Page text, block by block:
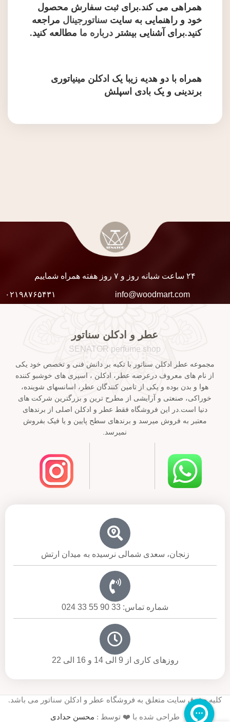
همراهی می کند.برای ثبت سفارش محصول
خود و راهنمایی به سایت سناتورجینال مراجعه
کنید.برای آشنایی بیشتر درباره ما مطالعه کنید.
همراه با دو هدیه زیبا یک ادکلن مینیاتوری
برندینی و یک بادی اسپلش
۲۴ ساعت شبانه روز و ۷ روز هفته همراه شماییم
info@woodmart.com ۰۲۱۹۸۷۶۵۴۳۱
عطر و ادکلن سناتور
SENATOR perfume shop
مجموعه عطر ادکلن سناتور با تکیه بر دانش فنی و تخصص خود یکی
از نام های معروف درعرضه عطر، ادکلن ، اسپری های خوشبو کننده
هوا و بدن بوده و یکی از تامین کنندگان عطر، اسانسهای شوینده،
خوراکی، صنعتی و آرایشی از مطرح ترین و بزرگترین شرکت های
دنیا است.در این فروشگاه فقط عطر و ادکلن اصلی از برندهای
معتبر به فروش میرسد و برندهای سطح پایین و یا فیک بفروش
نمیرسد.
زنجان، سعدی شمالی نرسیده به میدان ارتش
شماره تماس: 33 90 55 33 024
روزهای کاری از 9 الی 14 و 16 الی 22
کلیه حقوق سایت متعلق به فروشگاه عطر و ادکلن سناتور می باشد.
طراحی شده با ❤️ توسط : محسن حدادی